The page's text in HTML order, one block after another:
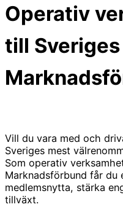
Operativ
till Sveriges
Vill du vara med och
Sveriges mest
Som operativ
Marknadsförbund får du
medlemsnytta, stärka
tillväxt.